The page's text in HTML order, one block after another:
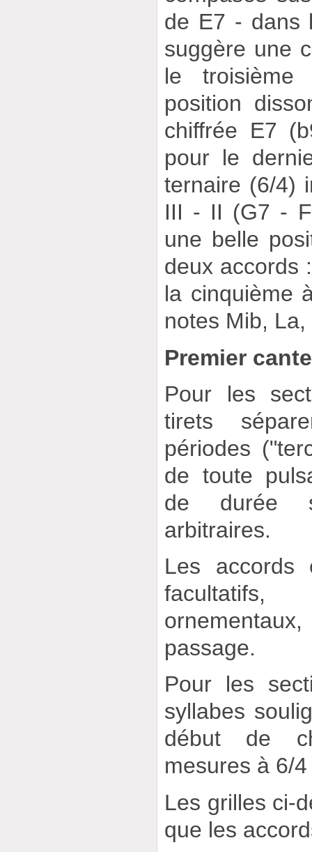
de E7 - dans
suggère une
le troisième
position
chiffrée E7
pour le
ternaire (6/4)
III - II (G7 -
une belle
deux accords
la cinquième
notes Mib,
Premier
Pour les
tirets
périodes
de toute
de durée
arbitraires.
Les accords
passage.
Pour les
syllabes
début de
mesures à 6/
Les grilles ci-
que les